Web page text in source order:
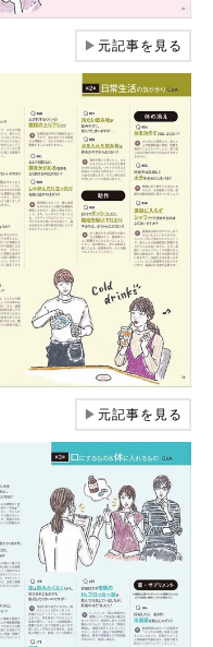
▶元記事を見る
▶元記事を見る